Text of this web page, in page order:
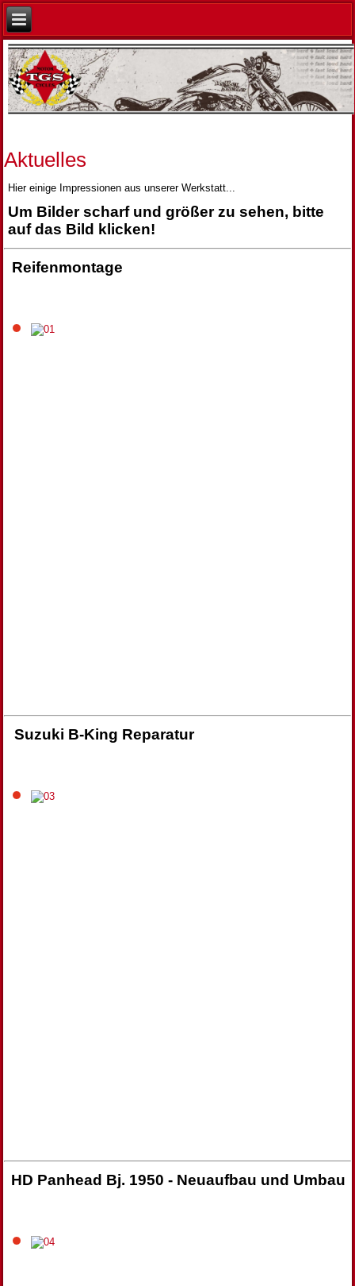
Aktuelles
Hier einige Impressionen aus unserer Werkstatt...
Um Bilder scharf und größer zu sehen, bitte
auf das Bild klicken!
Reifenmontage
Suzuki B-King Reparatur
HD Panhead Bj. 1950 - Neuaufbau und Umbau